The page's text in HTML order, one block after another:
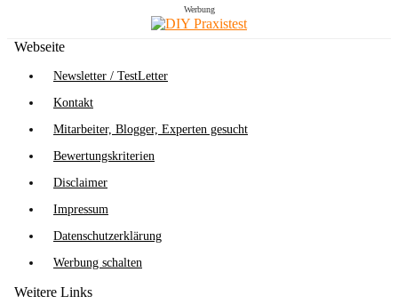
Werbung
Webseite
Newsletter / TestLetter
Kontakt
Mitarbeiter, Blogger, Experten gesucht
Bewertungskriterien
Disclaimer
Impressum
Datenschutzerklärung
Werbung schalten
Weitere Links